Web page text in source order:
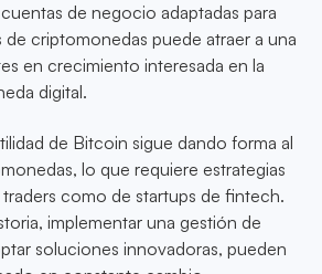
de negocio adaptadas para
criptomonedas puede atraer a una
en crecimiento interesada en la
digital.
de Bitcoin sigue dando forma al
lo que requiere estrategias
como de startups de fintech.
implementar una gestión de
soluciones innovadoras, pueden